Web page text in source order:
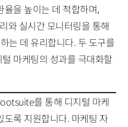
을 높이는 데 적합하며,
와 실시간 모니터링을 통해
는 데 유리합니다. 두 도구를
마케팅의 성과를 극대화할
를 통해 디지털 마케
록 지원합니다. 마케팅 자